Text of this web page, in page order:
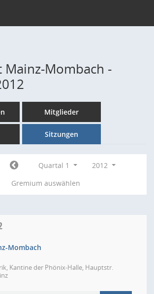
Mombach -
Mitglieder
Sitzungen
Quartal 1
2012
Gremium auswählen
Mombach
Kantine der Phönix-Halle, Hauptstr.